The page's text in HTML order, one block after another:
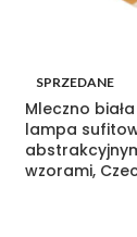
SPRZEDANE
Mleczno
lampa
wzorami,